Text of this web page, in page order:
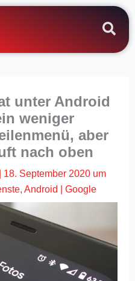
unter Android
weniger
aber
nach oben
18. September 2020 um
, Android Google